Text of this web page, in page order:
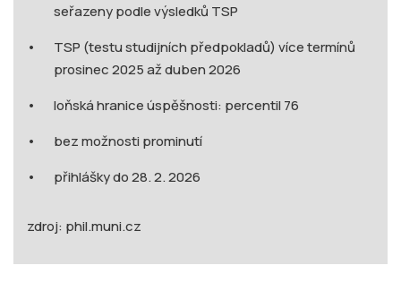
seřazeny podle výsledků TSP
TSP (testu studijních předpokladů) více termínů
prosinec 2025 až duben 2026
loňská hranice úspěšnosti: percentil 76
bez možnosti prominutí
přihlášky do 28. 2. 2026
zdroj: phil.muni.cz